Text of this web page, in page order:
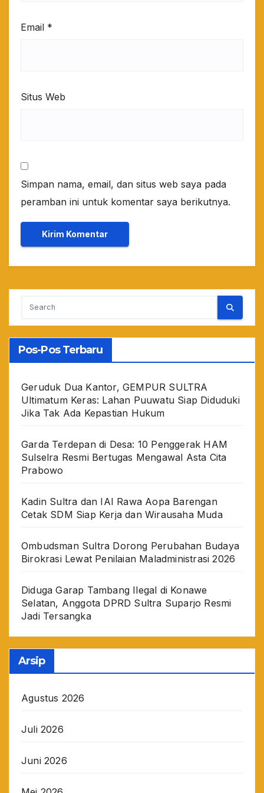
Email *
Situs Web
Simpan nama, email, dan situs web saya pada
peramban ini untuk komentar saya berikutnya.
Pos-Pos Terbaru
Geruduk Dua Kantor, GEMPUR SULTRA
Ultimatum Keras: Lahan Puuwatu Siap Diduduki
Jika Tak Ada Kepastian Hukum
Garda Terdepan di Desa: 10 Penggerak HAM
Sulselra Resmi Bertugas Mengawal Asta Cita
Prabowo
Kadin Sultra dan IAI Rawa Aopa Barengan
Cetak SDM Siap Kerja dan Wirausaha Muda
Ombudsman Sultra Dorong Perubahan Budaya
Birokrasi Lewat Penilaian Maladministrasi 2026
Diduga Garap Tambang Ilegal di Konawe
Selatan, Anggota DPRD Sultra Suparjo Resmi
Jadi Tersangka
Arsip
Agustus 2026
Juli 2026
Juni 2026